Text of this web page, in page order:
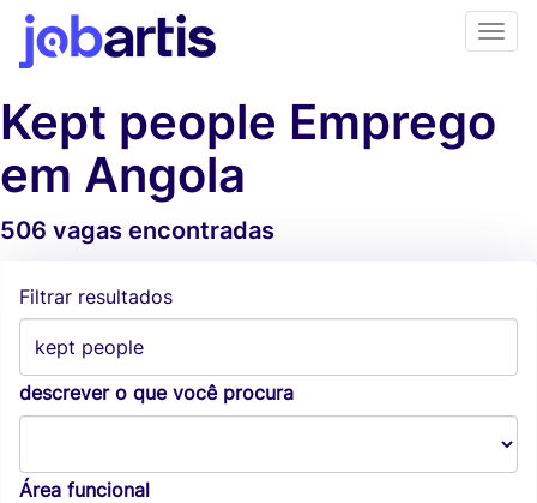
Kept people Emprego
em Angola
506 vagas encontradas
Filtrar resultados
descrever o que você procura
Área funcional